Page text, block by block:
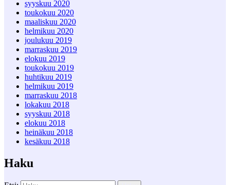
syyskuu 2020
toukokuu 2020
maaliskuu 2020
helmikuu 2020
joulukuu 2019
marraskuu 2019
elokuu 2019
toukokuu 2019
huhtikuu 2019
helmikuu 2019
marraskuu 2018
lokakuu 2018
syyskuu 2018
elokuu 2018
heinäkuu 2018
kesäkuu 2018
Haku